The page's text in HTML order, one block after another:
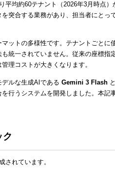
平均約60テナント（2026年3月時点）
突合する業務があり、担当者にとっ
ットの多様性です。テナントごとに
統一されていません。従来の座標指
理コストが大きくなります。
デルな生成AIであるGemini 3 Flash
行うシステムを開発しました。本記
ク
されています。